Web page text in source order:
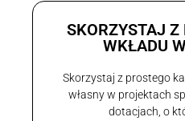
SKORZYSTAJ
WKŁADU
Skorzystaj z prostego
własny w projektach
dotacjach, o